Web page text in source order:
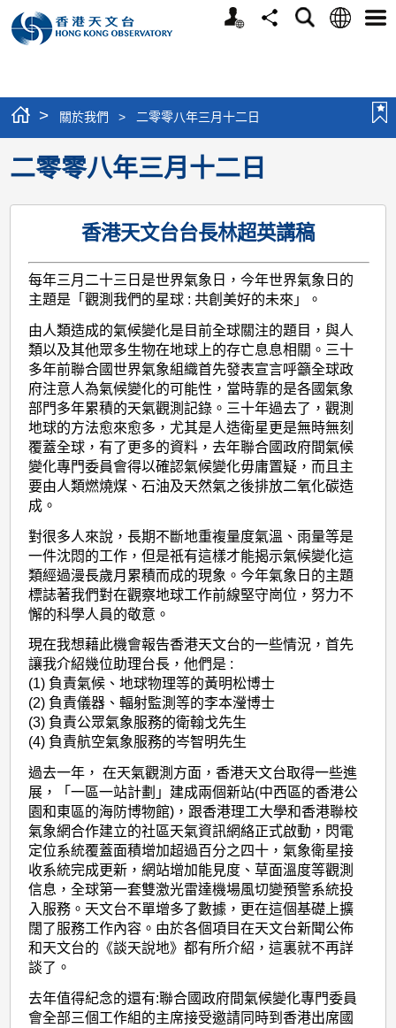
個
分
搜
語
選
> 關於我們 > 二零零八年三月十二日
二零零八年三月十二日
香港天文台台長林超英講稿
每年三月二十三日是世界氣象日，今年世界氣象日的
主題是「觀測我們的星球 : 共創美好的未來」。
由人類造成的氣候變化是目前全球關注的題目，與人
類以及其他眾多生物在地球上的存亡息息相關。三十
多年前聯合國世界氣象組織首先發表宣言呼籲全球政
府注意人為氣候變化的可能性，當時靠的是各國氣象
部門多年累積的天氣觀測記錄。三十年過去了，觀測
地球的方法愈來愈多，尤其是人造衛星更是無時無刻
覆蓋全球，有了更多的資料，去年聯合國政府間氣候
變化專門委員會得以確認氣候變化毋庸置疑，而且主
要由人類燃燒煤、石油及天然氣之後排放二氧化碳造
成。
對很多人來說，長期不斷地重複量度氣溫、雨量等是
一件沈悶的工作，但是祇有這樣才能揭示氣候變化這
類經過漫長歲月累積而成的現象。今年氣象日的主題
標誌著我們對在觀察地球工作前線堅守崗位，努力不
懈的科學人員的敬意。
現在我想藉此機會報告香港天文台的一些情況，首先
讓我介紹幾位助理台長，他們是 :
(1) 負責氣候、地球物理等的黃明松博士
(2) 負責儀器、輻射監測等的李本瀅博士
(3) 負責公眾氣象服務的衛翰戈先生
(4) 負責航空氣象服務的岑智明先生
過去一年， 在天氣觀測方面，香港天文台取得一些進
展，「一區一站計劃」建成兩個新站(中西區的香港公
園和東區的海防博物館)，跟香港理工大學和香港聯校
氣象網合作建立的社區天氣資訊網絡正式啟動，閃電
定位系統覆蓋面積增加超過百分之四十，氣象衛星接
收系統完成更新，網站增加能見度、草面溫度等觀測
信息，全球第一套雙激光雷達機場風切變預警系統投
入服務。天文台不單增多了數據，更在這個基礎上擴
闊了服務工作內容。由於各個項目在天文台新聞公佈
和天文台的《談天說地》都有所介紹，這裏就不再詳
談了。
去年值得紀念的還有:聯合國政府間氣候變化專門委員
會全部三個工作組的主席接受邀請同時到香港出席國